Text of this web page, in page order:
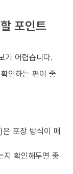
포인트
기 어렵습니다.
인하는 편이 좋
포장 방식이 매
지 확인해두면 좋